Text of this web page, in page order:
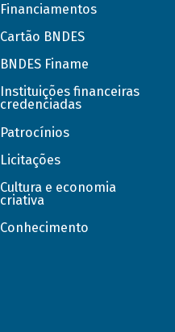
Financiamentos
Cartão BNDES
BNDES Finame
Instituições financeiras
credenciadas
Patrocínios
Licitações
Cultura e economia
criativa
Conhecimento